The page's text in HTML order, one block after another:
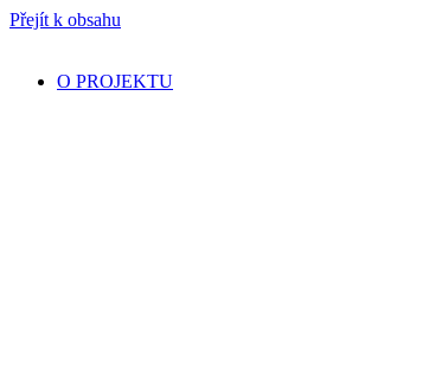
Přejít k obsahu
O PROJEKTU